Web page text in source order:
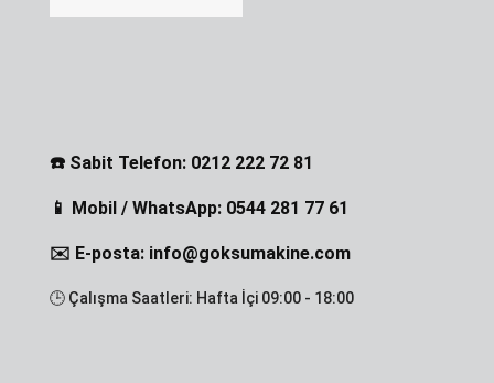
☎️ Sabit Telefon: 0212 222 72 81
📱 Mobil / WhatsApp: 0544 281 77 61
✉️ E-posta: info@goksumakine.com
🕒 Çalışma Saatleri: Hafta İçi 09:00 - 18:00